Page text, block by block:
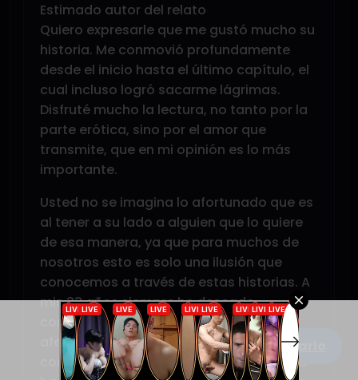
Escribe un comentario
Estimado autor del relato
Quiero expresarle que me gustó mucho su
historia. Me conmovió profundamente
desde el inicio hasta el último capítulo, el
cual incluso logró sacarme lágrimas.
Disfruté mucho la lectura, no tanto por la
parte erótica, sino por el amor que
transmite, que en mi opinión es lo más
importante.
Usted no se imagina lo afortunado que es
al tener a su lado a alguien que lo quiere
de esa manera, ya que para muchos de
nosotros esto es solo una ilusión que
conocemos a través de estas historias. A
mis 33 años siempre he deseado
compartir algo así con alguien, sentir el
afecto que a usted se le demuestra, pero
con el paso del tiempo esa esperanza se